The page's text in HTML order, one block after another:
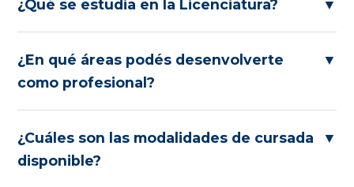
¿Qué se estudia en la Licenciatura? ▼
¿En qué áreas podés desenvolverte
como profesional?
▼
¿Cuáles son las modalidades de cursada
disponible?
▼